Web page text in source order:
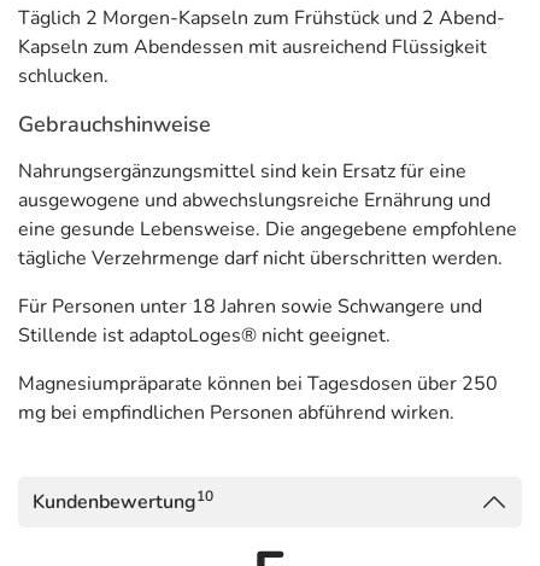
Inhaltsstoffe Pro 2 Morgenkapseln Pro 2
Extraktzubereitung
aus
(Rosenwurz)
160 mg -
Extraktzubereitung
aus
Eleutherococcus
senticosus
(Taigawurzel)
75 mg -
Extraktzubereitung
aus
Schisandra
chinensis
(Spaltkörbchen)
400 mg 40 mg
Pantothensäure
20 mg
Täglich 2 Morgen-Kapseln zum Frühstück und 2 Abend-
Kapseln zum Abendessen mit ausreichend Flüssigkeit
schlucken.
Gebrauchshinweise
Nahrungsergänzungsmittel sind kein Ersatz für eine
ausgewogene und abwechslungsreiche Ernährung und
eine gesunde Lebensweise. Die angegebene empfohlene
tägliche Verzehrmenge darf nicht überschritten werden.
Für Personen unter 18 Jahren sowie Schwangere und
Stillende ist adaptoLoges® nicht geeignet.
Magnesiumpräparate können bei Tagesdosen über 250
mg bei empfindlichen Personen abführend wirken.
Kundenbewertung10